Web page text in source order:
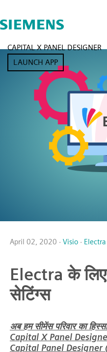
CAPITAL X PANEL DESIGNER
LAUNCH APP
April 02, 2020 · Visio ·
Electra के
सेटिंग्स
अब हम सीमेंस परिवार का
Capital X Panel
Capital Panel Designer